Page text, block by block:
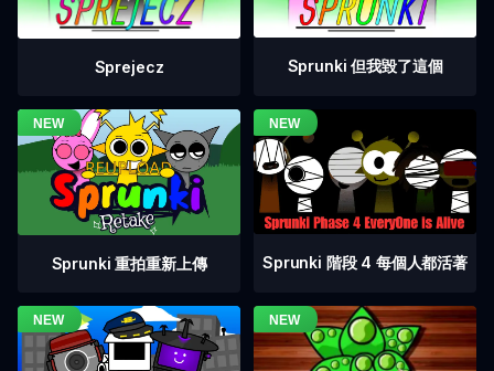
Sprejecz Sprunki 但我毀了這個
Sprunki 重拍重新上傳 Sprunki 階段 4 每個人都活著